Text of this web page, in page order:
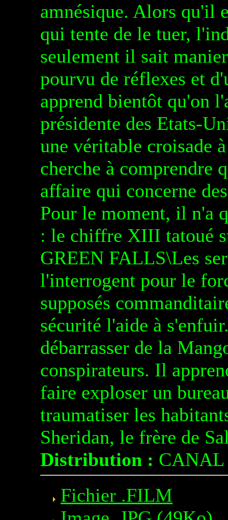
amnésique. Alors qu'il
qui tente de le tuer,
seulement il sait
pourvu de réflexes et
apprend bientôt qu'on
présidente des Etats-
une véritable croisade
cherche à comprendre
affaire qui concerne
Pour le moment, il n'a
: le chiffre XIII tatoué
GREEN FALLS\Les
l'interrogent pour le
supposés
sécurité l'aide à
débarrasser de la
conspirateurs. Il
faire exploser un
traumatiser les
Sheridan, le frère de
Distribution : CANAL
Fichier .FILM